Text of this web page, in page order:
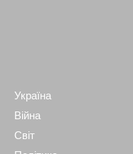
Україна
Війна
Світ